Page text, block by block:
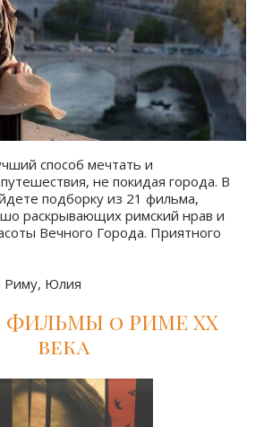
способ мечтать и
не покидая города. В
подборку из 21 фильма,
раскрывающих римский нрав и
Вечного Города. Приятного
Риму, Юлия
о РИМЕ XX
века